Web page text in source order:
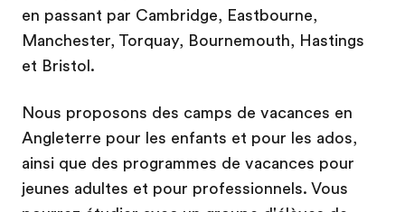
en passant par Cambridge, Eastbourne,
Manchester, Torquay, Bournemouth, Hastings
et Bristol.
Nous proposons des camps de vacances en
Angleterre pour les enfants et pour les ados,
ainsi que des programmes de vacances pour
jeunes adultes et pour professionnels. Vous